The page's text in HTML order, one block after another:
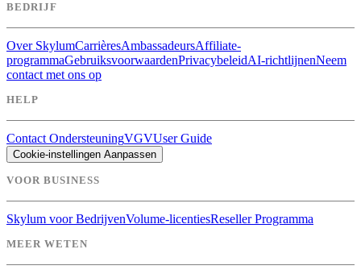
BEDRIJF
Over SkylumCarrièresAmbassadeursAffiliate-
programmaGebruiksvoorwaardenPrivacybeleidAI-richtlijnenNeem
contact met ons op
HELP
Contact OndersteuningVGVUser Guide
Cookie-instellingen Aanpassen
VOOR BUSINESS
Skylum voor BedrijvenVolume-licentiesReseller Programma
MEER WETEN